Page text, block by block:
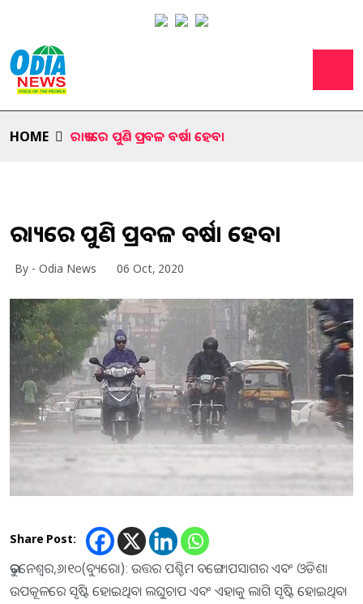
HOME ରାଜ୍ୟରେ ପୁଣି ପ୍ରବଳ ବର୍ଷା ହେବ।
ରାଜ୍ୟରେ ପୁଣି ପ୍ରବଳ ବର୍ଷା ହେବ।
By - Odia News 06 Oct, 2020
Share Post:
ଭୁବନେଶ୍ୱର,୬।୧୦(ବ୍ୟୁରୋ): ଉତ୍ତର ପଶ୍ଚିମ ବଙ୍ଗୋପସାଗର ଏବଂ ଓଡିଶା
ଉପକୂଳରେ ସୃଷ୍ଟି ହୋଇଥିବା ଲଘୁଚାପ ଏବଂ ଏହାକୁ ଲାଗି ସୃଷ୍ଟି ହୋଇଥିବା